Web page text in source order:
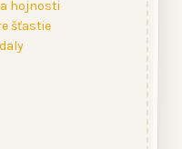
hojnosti
šťastie